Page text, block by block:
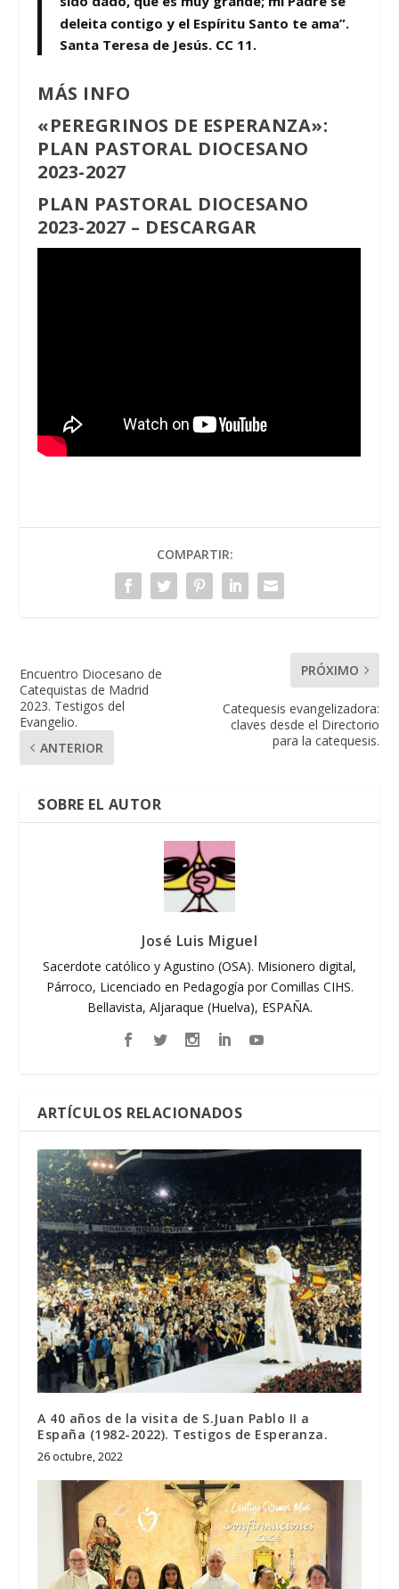
deleita contigo y el Espíritu Santo te ama”.
Santa Teresa de Jesús. CC 11.
MÁS INFO
«PEREGRINOS DE ESPERANZA»:
PLAN PASTORAL DIOCESANO
2023-2027
PLAN PASTORAL DIOCESANO
2023-2027 – DESCARGAR
COMPARTIR:
Encuentro Diocesano de
Catequistas de Madrid
2023. Testigos del
Evangelio.
ANTERIOR
PRÓXIMO
Catequesis evangelizadora:
claves desde el Directorio
para la catequesis.
SOBRE EL AUTOR
José Luis Miguel
Sacerdote católico y Agustino (OSA). Misionero digital,
Párroco, Licenciado en Pedagogía por Comillas CIHS.
Bellavista, Aljaraque (Huelva), ESPAÑA.
ARTÍCULOS RELACIONADOS
A 40 años de la visita de S.Juan Pablo II a
España (1982-2022). Testigos de Esperanza.
26 octubre, 2022